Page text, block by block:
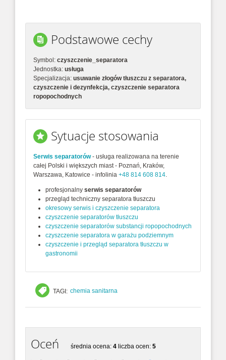
Podstawowe cechy
Symbol: czyszczenie_separatora
Jednostka: usługa
Specjalizacja: usuwanie złogów tłuszczu z separatora,
czyszczenie i dezynfekcja, czyszczenie separatora
ropopochodnych
Sytuacje stosowania
Serwis separatorów- usługa realizowana na terenie
całej Polski i większych miast - Poznań, Kraków,
Warszawa, Katowice - infolinia +48 814 608 814.
profesjonalny serwis separatorów
przegląd techniczny separatora tłuszczu
okresowy serwis i czyszczenie separatora
czyszczenie separatorów tłuszczu
czyszczenie separatorów substancji ropopochodnych
czyszczenie separatora w garażu podziemnym
czyszczenie i przegląd separatora tłuszczu w
gastronomii
TAGI: chemia sanitarna
Oceń średnia ocena: 4 liczba ocen: 5